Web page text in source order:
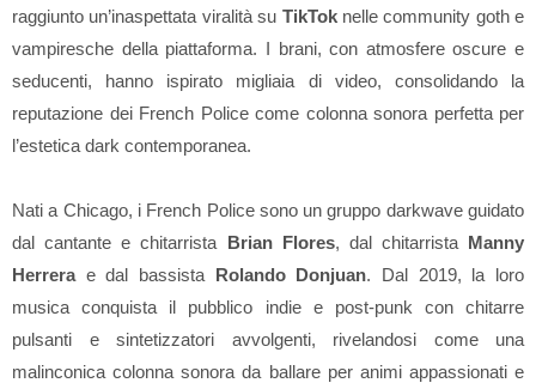
raggiunto un’inaspettata viralità su TikTok nelle community goth e
vampiresche della piattaforma. I brani, con atmosfere oscure e
seducenti, hanno ispirato migliaia di video, consolidando la
reputazione dei French Police come colonna sonora perfetta per
l’estetica dark contemporanea.
Nati a Chicago, i French Police sono un gruppo darkwave guidato
dal cantante e chitarrista Brian Flores, dal chitarrista Manny
Herrerae dal bassista Rolando Donjuan. Dal 2019, la loro
musica conquista il pubblico indie e post-punk con chitarre
pulsanti e sintetizzatori avvolgenti, rivelandosi come una
malinconica colonna sonora da ballare per animi appassionati e